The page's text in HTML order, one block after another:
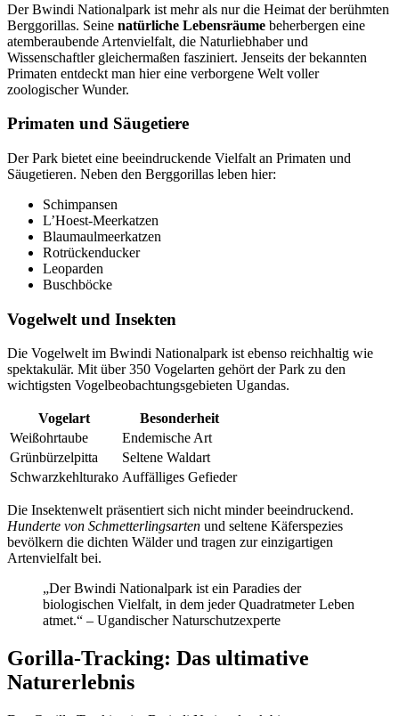
Der Bwindi Nationalpark ist mehr als nur die Heimat der berühmten
Berggorillas. Seine natürliche Lebensräume beherbergen eine
atemberaubende Artenvielfalt, die Naturliebhaber und
Wissenschaftler gleichermaßen fasziniert. Jenseits der bekannten
Primaten entdeckt man hier eine verborgene Welt voller
zoologischer Wunder.
Primaten und Säugetiere
Der Park bietet eine beeindruckende Vielfalt an Primaten und
Säugetieren. Neben den Berggorillas leben hier:
Schimpansen
L’Hoest-Meerkatzen
Blaumaulmeerkatzen
Rotrückenducker
Leoparden
Buschböcke
Vogelwelt und Insekten
Die Vogelwelt im Bwindi Nationalpark ist ebenso reichhaltig wie
spektakulär. Mit über 350 Vogelarten gehört der Park zu den
wichtigsten Vogelbeobachtungsgebieten Ugandas.
Vogelart
Besonderheit
Weißohrtaube
Endemische Art
Grünbürzelpitta
Seltene Waldart
Schwarzkehlturako Auffälliges Gefieder
Die Insektenwelt präsentiert sich nicht minder beeindruckend.
Hunderte von Schmetterlingsarten und seltene Käferspezies
bevölkern die dichten Wälder und tragen zur einzigartigen
Artenvielfalt bei.
„Der Bwindi Nationalpark ist ein Paradies der
biologischen Vielfalt, in dem jeder Quadratmeter Leben
atmet.“ – Ugandischer Naturschutzexperte
Gorilla-Tracking: Das ultimative
Naturerlebnis